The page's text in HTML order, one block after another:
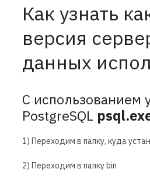
Как узнать
версия
данных
C использованием
PostgreSQL psql.
1) Переходим в папку, куда
2) Переходим в папку bin